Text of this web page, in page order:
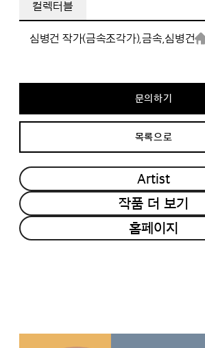
컬렉터블
심병건 작가(금속조각가),금속, 심병건
문의하기
목록으로
Artist
작품 더 보기
홈페이지